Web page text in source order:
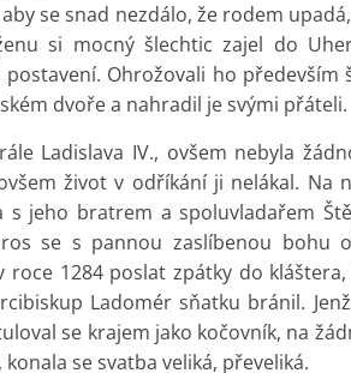
se snad nezdálo, že rodem
si mocný šlechtic zajel do
Ohrožovali ho
dvoře a nahradil je svými přáteli.
Ladislava IV., ovšem nebyla
život v odříkání ji nelákal. Na
s jeho bratrem a spoluvladařem
se s pannou zaslíbenou bohu
roce 1284 poslat zpátky do
Ladomér sňatku bránil.
se krajem jako kočovník, na
se svatba veliká, převeliká.